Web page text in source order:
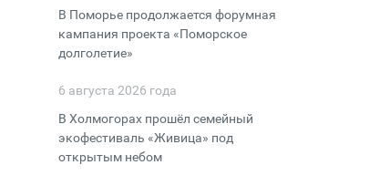
В Поморье продолжается форумная
кампания проекта «Поморское
долголетие»
6 августа 2026 года
В Холмогорах прошёл семейный
экофестиваль «Живица» под
открытым небом